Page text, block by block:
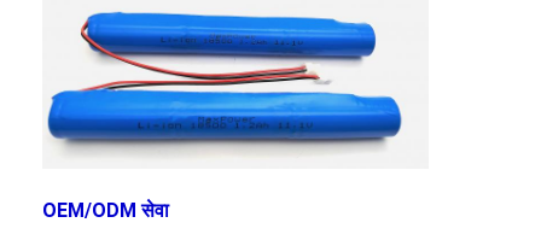
हमारे बारे में
कारखाना भ्रमण
OEM/ODM सेवा